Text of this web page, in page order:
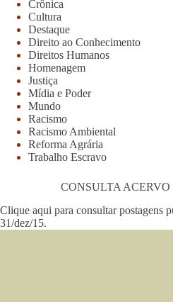
Crônica
Cultura
Destaque
Direito ao Conhecimento
Direitos Humanos
Homenagem
Justiça
Mídia e Poder
Mundo
Racismo
Racismo Ambiental
Reforma Agrária
Trabalho Escravo
CONSULTA ACERVO
Clique aqui para consultar postagens
31/dez/15.